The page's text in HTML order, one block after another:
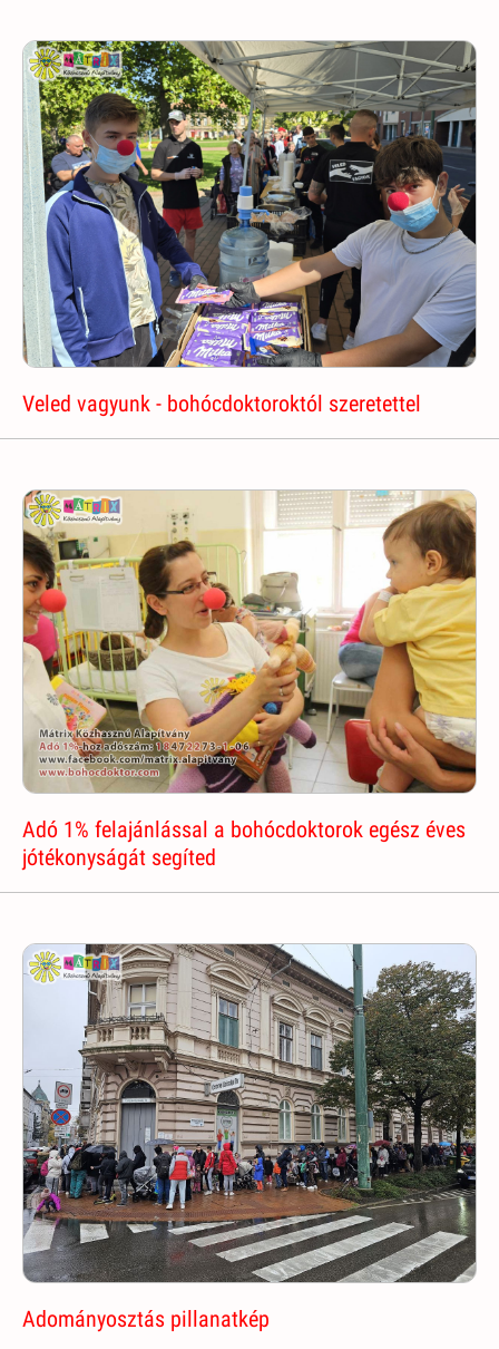
Veled vagyunk - bohócdoktoroktól szeretettel
Adó 1% felajánlással a bohócdoktorok egész éves
jótékonyságát segíted
Adományosztás pillanatkép